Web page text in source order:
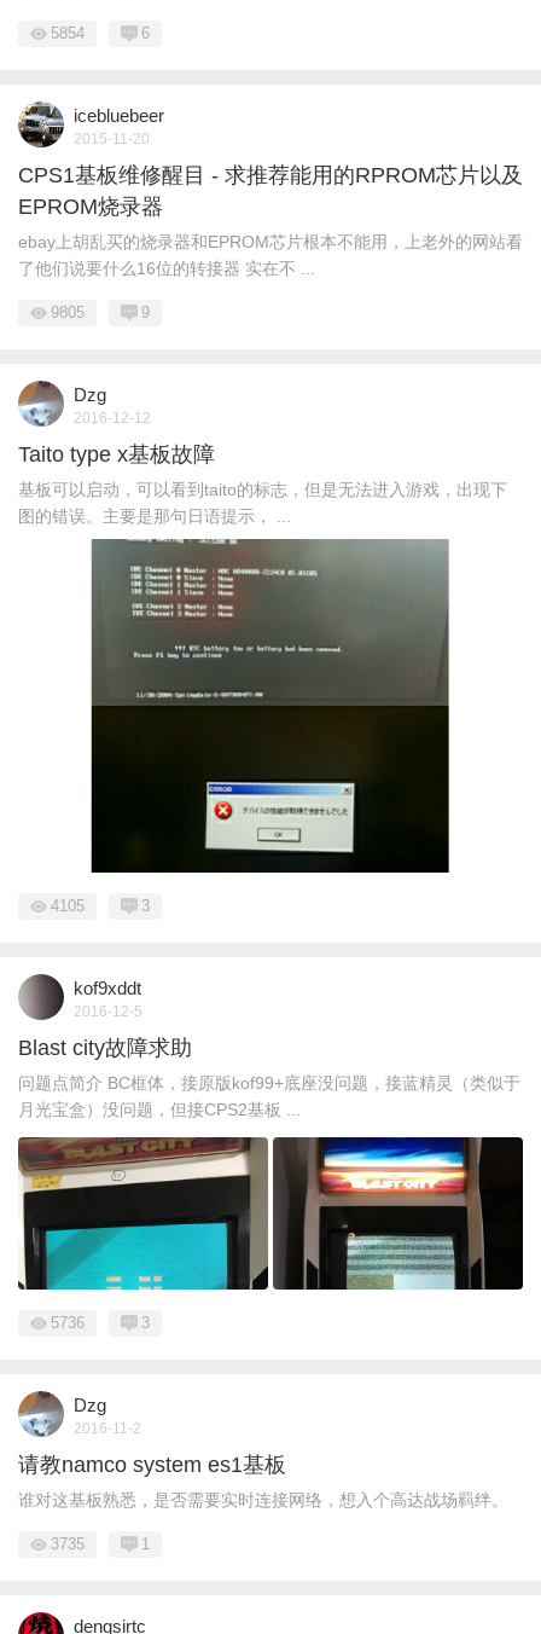
5854 6
icebluebeer
2015-11-20
CPS1基板维修醒目 - 求推荐能用的RPROM芯片以及
EPROM烧录器
ebay上胡乱买的烧录器和EPROM芯片根本不能用，上老外的网站看
了他们说要什么16位的转接器 实在不 ...
9805 9
Dzg
2016-12-12
Taito type x基板故障
基板可以启动，可以看到taito的标志，但是无法进入游戏，出现下
图的错误。主要是那句日语提示， ...
4105 3
kof9xddt
2016-12-5
Blast city故障求助
问题点简介 BC框体，接原版kof99+底座没问题，接蓝精灵（类似于
月光宝盒）没问题，但接CPS2基板 ...
5736 3
Dzg
2016-11-2
请教namco system es1基板
谁对这基板熟悉，是否需要实时连接网络，想入个高达战场羁绊。
3735 1
dengsirtc